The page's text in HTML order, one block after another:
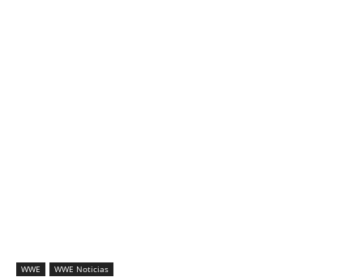
WWE WWE Noticias